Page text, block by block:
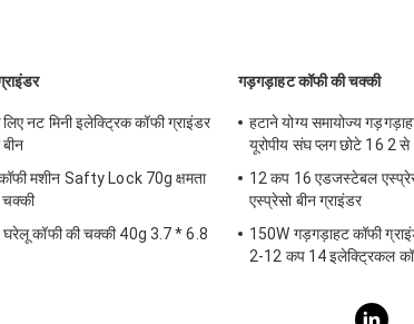
नट मिनी इलेक्ट्रिक कॉफी ग्राइंडर
मशीन Safty Lock 70g क्षमता
चक्की
कॉफी की चक्की 40g 3.7 * 6.8
गड़गड़ाहट कॉफी की चक्की
हटाने योग्य समायोज्य
यूरोपीय संघ प्लग छोटे 16 2
12 कप 16 एडजस्टेबल
एस्प्रेसो बीन ग्राइंडर
150W गड़गड़ाहट कॉफी
2-12 कप 14 इलेक्ट्रिकल